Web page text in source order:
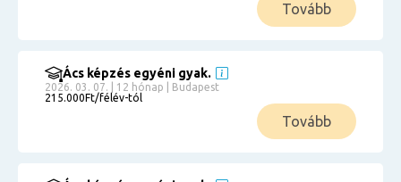
Tovább
Ács képzés egyéni gyak.
2026. 03. 07. | 12 hónap | Budapest
215.000Ft/félév-tól
Tovább